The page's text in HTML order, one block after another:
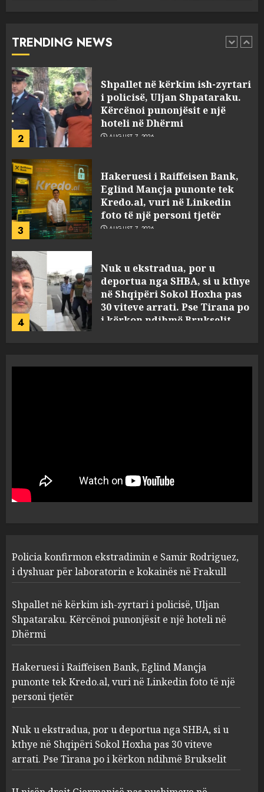
TRENDING NEWS
1
Frakull
2
Shpallet në kërkim ish-zyrtari
i policisë, Uljan Shpataraku.
Kërcënoi punonjësit e një
hoteli në Dhërmi
AUGUST 7, 2026
3
Hakeruesi i Raiffeisen Bank,
Eglind Mançja punonte tek
Kredo.al, vuri në Linkedin
foto të një personi tjetër
AUGUST 7, 2026
4
Nuk u ekstradua, por u
deportua nga SHBA, si u kthye
në Shqipëri Sokol Hoxha pas
30 viteve arrati. Pse Tirana po
i kërkon ndihmë Brukselit
1
Rodriguez, i dyshuar për
laboratorin e kokainës në
Frakull
2
i policisë, Uljan Shpataraku.
Kërcënoi punonjësit e një
hoteli në Dhërmi
Eglind Mançja punonte tek
Kredo.al, vuri në Linkedin
foto të një personi tjetër
AUGUST 7, 2026
Nuk u ekstradua, por u
deportua nga SHBA, si u kthye
në Shqipëri Sokol Hoxha pas
30 viteve arrati. Pse Tirana po
Policia konfirmon ekstradimin e Samir Rodriguez,
i dyshuar për laboratorin e kokainës në Frakull
Shpallet në kërkim ish-zyrtari i policisë, Uljan
Shpataraku. Kërcënoi punonjësit e një hoteli në
Dhërmi
Hakeruesi i Raiffeisen Bank, Eglind Mançja
punonte tek Kredo.al, vuri në Linkedin foto të një
personi tjetër
Nuk u ekstradua, por u deportua nga SHBA, si u
kthye në Shqipëri Sokol Hoxha pas 30 viteve
arrati. Pse Tirana po i kërkon ndihmë Brukselit